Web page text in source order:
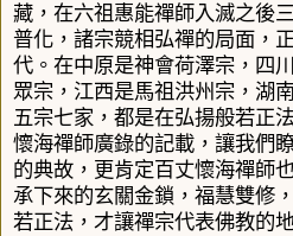
藏，在六祖惠能禪師入滅之後
普化，諸宗競相弘禪的局面，
代。在中原是神會荷澤宗，四
眾宗，江西是馬祖洪州宗，湖
五宗七家，都是在弘揚般若正
懷海禪師廣錄的記載 ，讓我們
的典故 ，更肯定百丈懷海禪師
承下來的玄關金鎖 ，福慧雙修
若正法，才讓禪宗代表佛教的